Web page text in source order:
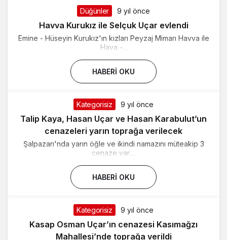
Düğünler 9 yıl önce
Havva Kurukız ile Selçuk Uçar evlendi
Emine - Hüseyin Kurukız'ın kızları Peyzaj Mimarı Havva ile
Hava -...
HABERI OKU
Kategorisiz 9 yıl önce
Talip Kaya, Hasan Uçar ve Hasan Karabulut’un
cenazeleri yarın toprağa verilecek
Şalpazarı'nda yarın öğle ve ikindi namazını müteakip 3
cenaze var....
HABERI OKU
Kategorisiz 9 yıl önce
Kasap Osman Uçar’ın cenazesi Kasımağzı
Mahallesi’nde toprağa verildi